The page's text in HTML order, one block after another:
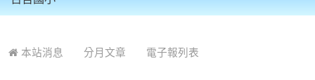
本站消息 分月文章 電子報列表